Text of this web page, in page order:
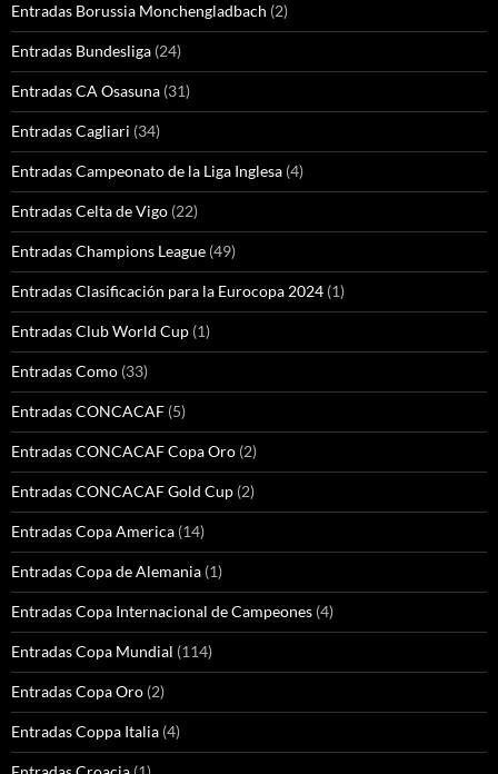
Entradas Borussia Monchengladbach (2)
Entradas Bundesliga (24)
Entradas CA Osasuna (31)
Entradas Cagliari (34)
Entradas Campeonato de la Liga Inglesa (4)
Entradas Celta de Vigo (22)
Entradas Champions League (49)
Entradas Clasificación para la Eurocopa 2024 (1)
Entradas Club World Cup (1)
Entradas Como (33)
Entradas CONCACAF (5)
Entradas CONCACAF Copa Oro (2)
Entradas CONCACAF Gold Cup (2)
Entradas Copa America (14)
Entradas Copa de Alemania (1)
Entradas Copa Internacional de Campeones (4)
Entradas Copa Mundial (114)
Entradas Copa Oro (2)
Entradas Coppa Italia (4)